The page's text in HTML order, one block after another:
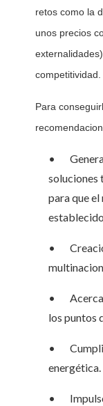
retos como la
unos precios
competitividad.
Para
•
soluciones
para que
•
•
los puntos
•
energética.
• Impulso